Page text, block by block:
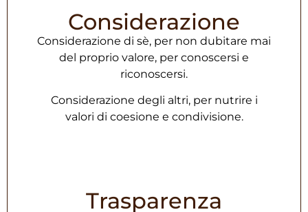
Considerazione
Considerazione di sè, per non dubitare mai
del proprio valore, per conoscersi e
riconoscersi.
Considerazione degli altri, per nutrire i
valori di coesione e condivisione.
Trasparenza